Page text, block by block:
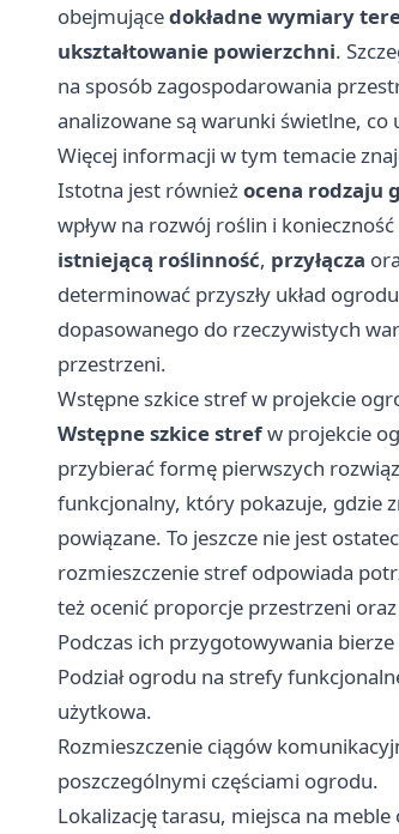
obejmującedokładne wymiary
ukształtowanie powierzchni.
na sposób zagospodarowania
analizowane są warunki świetlne,
Więcej informacji w tym temacie
Istotna jest równieżocena rodzaju
wpływ na rozwój roślin i
istniejącą roślinność, przyłącza
determinować przyszły układ
dopasowanego do rzeczywistych
przestrzeni.
Wstępne szkice stref w projekcie
Wstępne szkice strefw projekcie
przybierać formę pierwszych
funkcjonalny, który pokazuje, gdzie
powiązane. To jeszcze nie jest
rozmieszczenie stref odpowiada
też ocenić proporcje przestrzeni
Podczas ich przygotowywania
Podział ogrodu na strefy
użytkowa.
Rozmieszczenie ciągów
poszczególnymi częściami ogrodu.
Lokalizację tarasu, miejsca na